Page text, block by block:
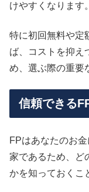
けやすくなります。
特に初回無料や定
ば、コストを抑え
め、選ぶ際の重要
信頼できる
FPはあなたのお
家であるため、ど
かを知っておくこ